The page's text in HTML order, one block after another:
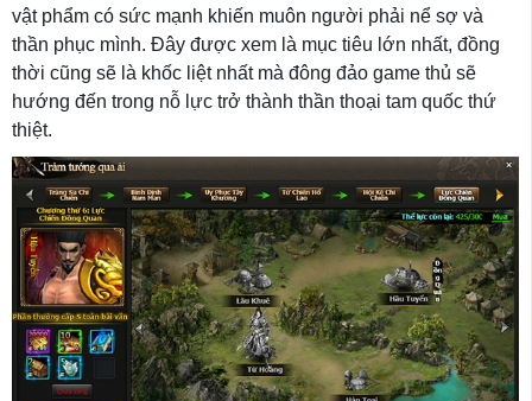
vật phẩm có sức mạnh khiến muôn người phải nể sợ và
thần phục mình. Đây được xem là mục tiêu lớn nhất, đồng
thời cũng sẽ là khốc liệt nhất mà đông đảo game thủ sẽ
hướng đến trong nỗ lực trở thành thần thoại tam quốc thứ
thiệt.